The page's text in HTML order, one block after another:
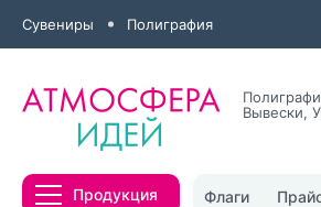
Сувениры Полиграфия
Вывески,
Продукция Флаги